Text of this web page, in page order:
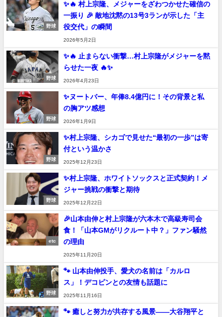
野球
✨🔥 村上宗隆、メジャーをざわつかせた確信の
一振り 🎉 敵地沈黙の13号3ランが示した「主
役交代」の瞬間
2026年5月2日
野球
✨🔥 止まらない衝撃…村上宗隆がメジャーを黙
らせた一夜 🔥✨
2026年4月23日
野球
✨ヌートバー、年俸8.4億円に！その背景と私
の胸アツ感想
2026年1月9日
野球
✨村上宗隆、シカゴで見せた“最初の一歩”は寄
付という温かさ
2025年12月23日
野球
✨村上宗隆、ホワイトソックスと正式契約！メ
ジャー挑戦の衝撃と期待
2025年12月22日
etc
🎉山本由伸と村上宗隆が六本木で高級寿司会
食！「山本GMがリクルート中？」ファン騒然
の理由
2025年11月20日
野球
🐾 山本由伸投手、愛犬の名前は「カルロ
ス」！デコピンとの友情も話題に
2025年11月16日
🐾 癒しと努力が共存する風景――大谷翔平と